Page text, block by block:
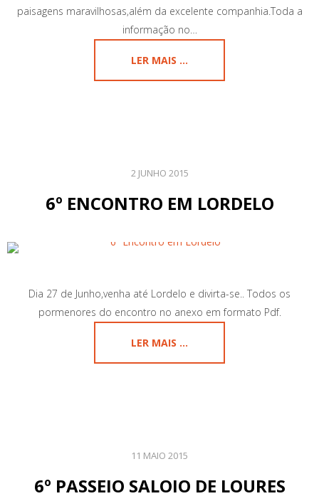
paisagens maravilhosas,além da excelente companhia.Toda a
informação no…
LER MAIS ...
2 JUNHO 2015
6º ENCONTRO EM LORDELO
Dia 27 de Junho,venha até Lordelo e divirta-se.. Todos os
pormenores do encontro no anexo em formato Pdf.
LER MAIS ...
11 MAIO 2015
6º PASSEIO SALOIO DE LOURES